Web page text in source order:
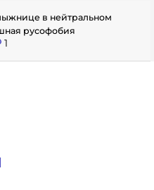
в нейтральном
русофобия
1